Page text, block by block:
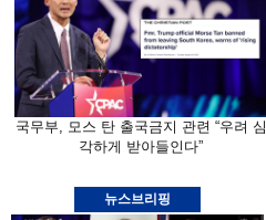
국무부, 모스 탄 출국금지 관련 “우려 심
각하게 받아들인다”
뉴스브리핑